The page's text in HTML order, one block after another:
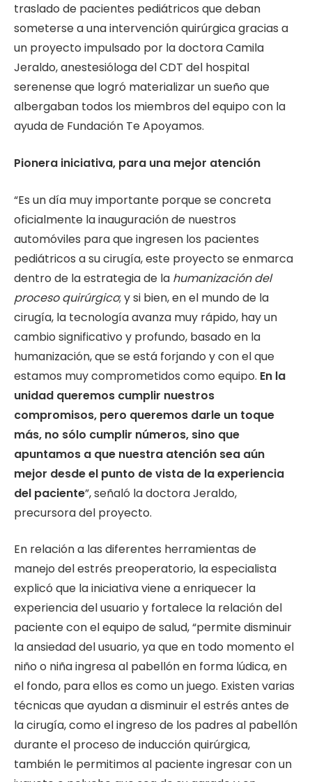
traslado de pacientes pediátricos que deban
someterse a una intervención quirúrgica gracias a
un proyecto impulsado por la doctora Camila
Jeraldo, anestesióloga del CDT del hospital
serenense que logró materializar un sueño que
albergaban todos los miembros del equipo con la
ayuda de Fundación Te Apoyamos.
Pionera iniciativa, para una mejor atención
“Es un día muy importante porque se concreta
oficialmente la inauguración de nuestros
automóviles para que ingresen los pacientes
pediátricos a su cirugía, este proyecto se enmarca
dentro de la estrategia de la humanización del
proceso quirúrgico; y si bien, en el mundo de la
cirugía, la tecnología avanza muy rápido, hay un
cambio significativo y profundo, basado en la
humanización, que se está forjando y con el que
estamos muy comprometidos como equipo. En la
unidad queremos cumplir nuestros
compromisos, pero queremos darle un toque
más, no sólo cumplir números, sino que
apuntamos a que nuestra atención sea aún
mejor desde el punto de vista de la experiencia
del paciente”, señaló la doctora Jeraldo,
precursora del proyecto.
En relación a las diferentes herramientas de
manejo del estrés preoperatorio, la especialista
explicó que la iniciativa viene a enriquecer la
experiencia del usuario y fortalece la relación del
paciente con el equipo de salud, “permite disminuir
la ansiedad del usuario, ya que en todo momento el
niño o niña ingresa al pabellón en forma lúdica, en
el fondo, para ellos es como un juego. Existen varias
técnicas que ayudan a disminuir el estrés antes de
la cirugía, como el ingreso de los padres al pabellón
durante el proceso de inducción quirúrgica,
también le permitimos al paciente ingresar con un